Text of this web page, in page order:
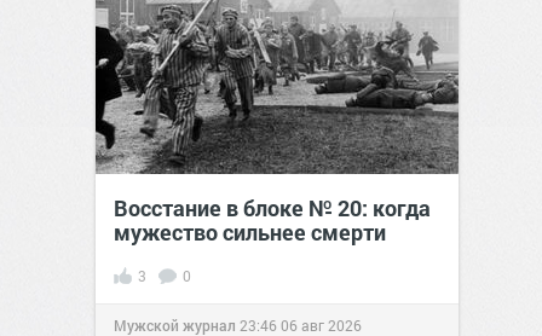
Восстание в блоке № 20: когда
мужество сильнее смерти
3 0
Мужской журнал 23:4606 авг 2026